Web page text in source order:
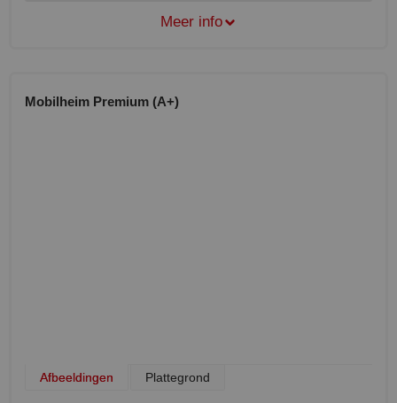
Meer info
Mobilheim Premium (A+)
Afbeeldingen Plattegrond